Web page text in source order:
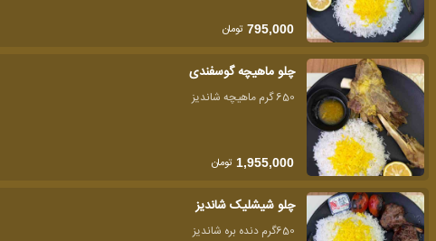
795,000 تومان
چلو ماهیچه گوسفندی
650 گرم ماهیچه شاندیز
1,955,000 تومان
چلو شیشلیک شاندیز
650گرم دنده بره شاندیز